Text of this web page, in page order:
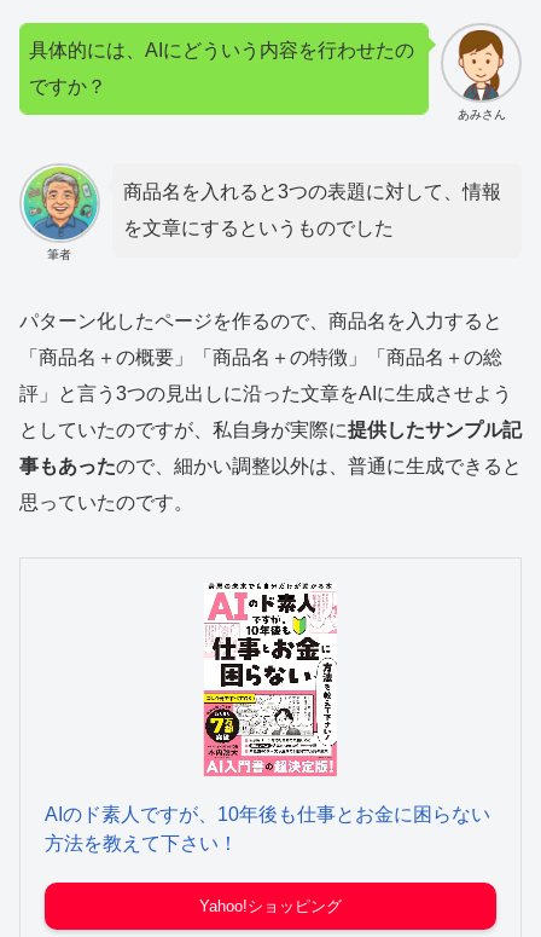
あみさん
具体的には、AIにどういう内容を行わせたの
ですか？
筆者
商品名を入れると3つの表題に対して、情報
を文章にするというものでした
パターン化したページを作るので、商品名を入力すると
「商品名＋の概要」「商品名＋の特徴」「商品名＋の総
評」と言う3つの見出しに沿った文章をAIに生成させよう
としていたのですが、私自身が実際に提供したサンプル記
事もあったので、細かい調整以外は、普通に生成できると
思っていたのです。
AIのド素人ですが、10年後も仕事とお金に困らない
方法を教えて下さい！
Yahoo!ショッピング